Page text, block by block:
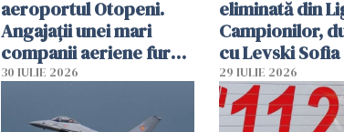
aeroportul Otopeni.
Angajații unei mari
companii aeriene furau
parfumuri, ceasuri și
vânzării
30 IULIE 2026
eliminată din
Campionilor,
cu Levski Sofia
29 IULIE 2026